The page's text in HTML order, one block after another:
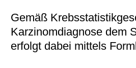
Gemäß
Karzinomdiagnose dem
erfolgt dabei mittels